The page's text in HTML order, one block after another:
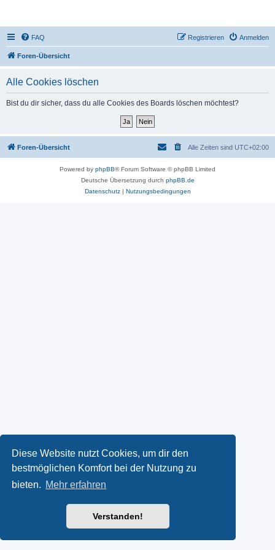
Diese Website nutzt Cookies, um dir den
bestmöglichen Komfort bei der Nutzung zu
bieten. Mehr erfahren
Verstanden!
FAQ Anmelden
Registrieren
Foren-Übersicht
Alle Cookies löschen
Bist du dir sicher, dass du alle Cookies des Boards löschen möchtest?
Foren-Übersicht Alle Zeiten sind UTC+02:00
Powered by phpBB® Forum Software © phpBB Limited
Deutsche Übersetzung durch phpBB.de
Datenschutz| Nutzungsbedingungen